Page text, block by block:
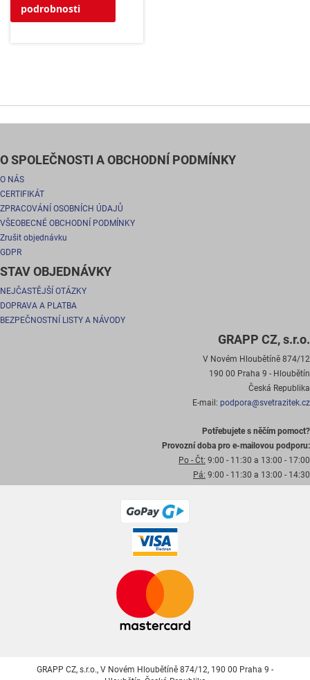
podrobnosti
O SPOLEČNOSTI A OBCHODNÍ PODMÍNKY
O NÁS
CERTIFIKÁT
ZPRACOVÁNÍ OSOBNÍCH ÚDAJŮ
VŠEOBECNÉ OBCHODNÍ PODMÍNKY
Zrušit objednávku
GDPR
STAV OBJEDNÁVKY
NEJČASTĚJŠÍ OTÁZKY
DOPRAVA A PLATBA
BEZPEČNOSTNÍ LISTY A NÁVODY
GRAPP CZ, s.r.o.
V Novém Hloubětíně 874/12
190 00 Praha 9 - Hloubětín
Česká Republika
E-mail: podpora@svetrazitek.cz
Potřebujete s něčím pomoct?
Provozní doba pro e-mailovou podporu:
Po - Čt: 9:00 - 11:30 a 13:00 - 17:00
Pá: 9:00 - 11:30 a 13:00 - 14:30
GRAPP CZ, s.r.o., V Novém Hloubětíně 874/12, 190 00 Praha 9 -